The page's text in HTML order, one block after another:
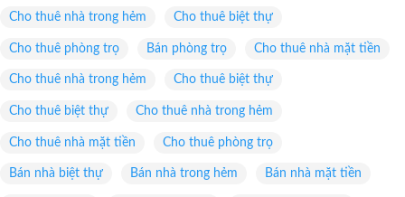
Cho thuê nhà trong hẻm Cho thuê biệt thự
Cho thuê phòng trọ Bán phòng trọ Cho thuê nhà mặt tiền
Cho thuê nhà trong hẻm Cho thuê biệt thự
Cho thuê biệt thự Cho thuê nhà trong hẻm
Cho thuê nhà mặt tiền Cho thuê phòng trọ
Bán nhà biệt thự Bán nhà trong hẻm Bán nhà mặt tiền